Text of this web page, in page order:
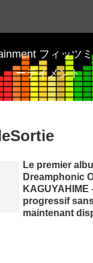
フィッツ
ーテイメント
Le premier
Dreamphonic
progressif
maintenant